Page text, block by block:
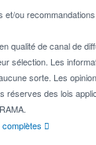
et/ou
qualité de canal de
sélection. Les
sorte. Les
réserves des lois